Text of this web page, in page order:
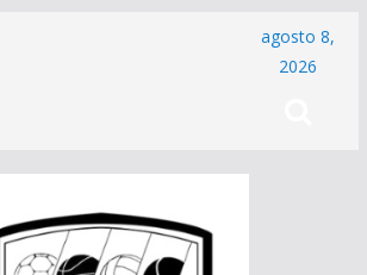
agosto 8,
2026